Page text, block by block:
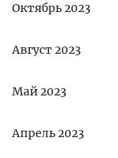
Октябрь 2023
Август 2023
Май 2023
Апрель 2023